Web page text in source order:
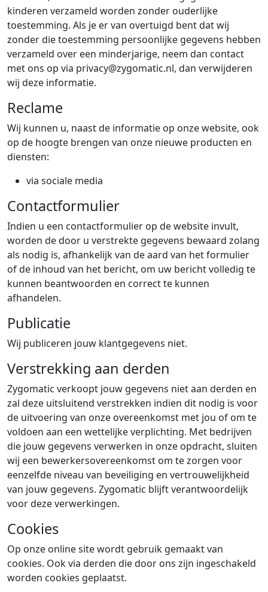
kinderen verzameld worden zonder ouderlijke
toestemming. Als je er van overtuigd bent dat wij
zonder die toestemming persoonlijke gegevens hebben
verzameld over een minderjarige, neem dan contact
met ons op via privacy@zygomatic.nl, dan verwijderen
wij deze informatie.
Reclame
Wij kunnen u, naast de informatie op onze website, ook
op de hoogte brengen van onze nieuwe producten en
diensten:
via sociale media
Contactformulier
Indien u een contactformulier op de website invult,
worden de door u verstrekte gegevens bewaard zolang
als nodig is, afhankelijk van de aard van het formulier
of de inhoud van het bericht, om uw bericht volledig te
kunnen beantwoorden en correct te kunnen
afhandelen.
Publicatie
Wij publiceren jouw klantgegevens niet.
Verstrekking aan derden
Zygomatic verkoopt jouw gegevens niet aan derden en
zal deze uitsluitend verstrekken indien dit nodig is voor
de uitvoering van onze overeenkomst met jou of om te
voldoen aan een wettelijke verplichting. Met bedrijven
die jouw gegevens verwerken in onze opdracht, sluiten
wij een bewerkersovereenkomst om te zorgen voor
eenzelfde niveau van beveiliging en vertrouwelijkheid
van jouw gegevens. Zygomatic blijft verantwoordelijk
voor deze verwerkingen.
Cookies
Op onze online site wordt gebruik gemaakt van
cookies. Ook via derden die door ons zijn ingeschakeld
worden cookies geplaatst.